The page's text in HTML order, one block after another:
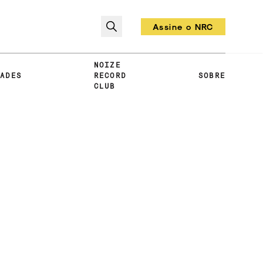
Assine o NRC
NOIZE
RECORD
CLUB
SOBRE